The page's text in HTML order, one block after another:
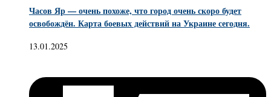
Часов Яр — очень похоже, что город очень скоро будет
освобождён. Карта боевых действий на Украине сегодня.
13.01.2025